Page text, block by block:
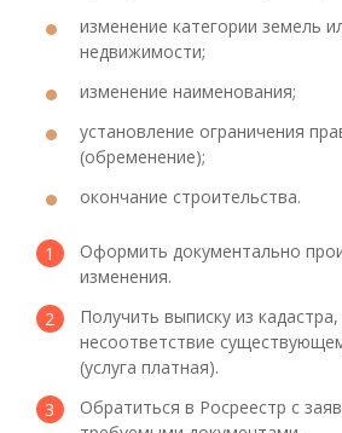
изменение категории земель
недвижимости;
изменение наименования;
установление ограничения
(обременение);
окончание строительства.
Оформить документально
изменения.
Получить выписку из
несоответствие
(услуга платная).
Обратиться в Росреестр с